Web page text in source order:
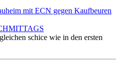
mit ECN gegen Kaufbeuren
schice wie in den ersten